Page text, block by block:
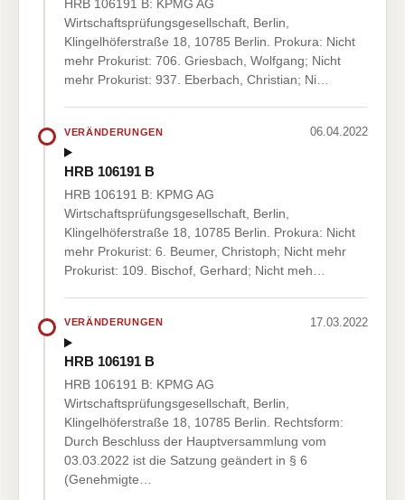
HRB 106191 B: KPMG AG
Wirtschaftsprüfungsgesellschaft, Berlin,
Klingelhöferstraße 18, 10785 Berlin. Prokura: Nicht
mehr Prokurist: 706. Griesbach, Wolfgang; Nicht
mehr Prokurist: 937. Eberbach, Christian; Ni…
VERÄNDERUNGEN 06.04.2022
HRB 106191 B
HRB 106191 B: KPMG AG
Wirtschaftsprüfungsgesellschaft, Berlin,
Klingelhöferstraße 18, 10785 Berlin. Prokura: Nicht
mehr Prokurist: 6. Beumer, Christoph; Nicht mehr
Prokurist: 109. Bischof, Gerhard; Nicht meh…
VERÄNDERUNGEN 17.03.2022
HRB 106191 B
HRB 106191 B: KPMG AG
Wirtschaftsprüfungsgesellschaft, Berlin,
Klingelhöferstraße 18, 10785 Berlin. Rechtsform:
Durch Beschluss der Hauptversammlung vom
03.03.2022 ist die Satzung geändert in § 6
(Genehmigte…